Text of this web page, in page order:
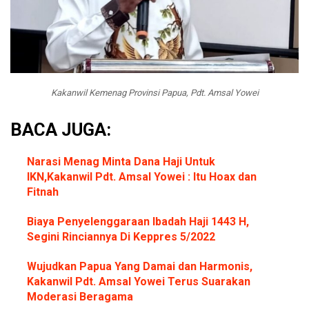
Kakanwil Kemenag Provinsi Papua, Pdt. Amsal Yowei
BACA JUGA:
Narasi Menag Minta Dana Haji Untuk
IKN,Kakanwil Pdt. Amsal Yowei : Itu Hoax dan
Fitnah
Biaya Penyelenggaraan Ibadah Haji 1443 H,
Segini Rinciannya Di Keppres 5/2022
Wujudkan Papua Yang Damai dan Harmonis,
Kakanwil Pdt. Amsal Yowei Terus Suarakan
Moderasi Beragama